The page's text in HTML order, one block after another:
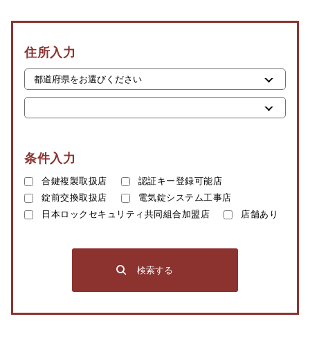
住所入力
条件入力
合鍵複製取扱店
認証キー登録可能店
錠前交換取扱店
電気錠システム工事店
日本ロックセキュリティ共同組合加盟店
店舗あり